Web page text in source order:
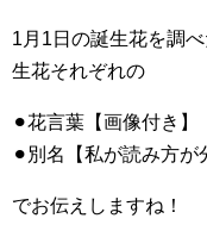
1月1日の誕生花を調
生花それぞれの
⚫︎花言葉【画像付き】
⚫︎別名【私が読み方が
でお伝えしますね！